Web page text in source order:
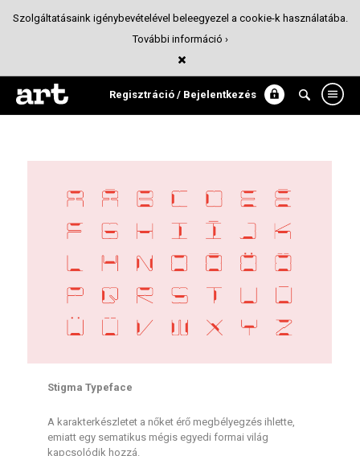
Regisztráció / Bejelentkezés
Stigma Typeface
Tipográfia
Stigma Typeface
A karakterkészletet a nőket érő megbélyegzés ihlette,
emiatt egy sematikus mégis egyedi formai világ
kapcsolódik hozzá.
Szolgáltatásaink igénybevételével beleegyezel a cookie-k használatába.
További információ ›